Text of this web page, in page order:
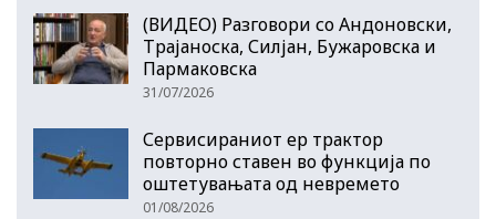
(ВИДЕО) Разговори со Андоновски,
Трајаноска, Силјан, Бужаровска и
Пармаковска
31/07/2026
Сервисираниот ер трактор
повторно ставен во функција по
оштетувањата од невремето
01/08/2026